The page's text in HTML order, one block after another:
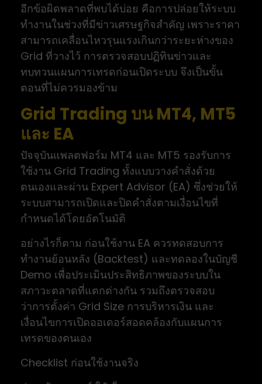
อีกข้อผิดพลาดที่พบได้บ่อย คือการปล่อยให้ระบบ
ทำงานในช่วงที่มีข่าวเศรษฐกิจสำคัญ เพราะราคา
สามารถเคลื่อนไหวรุนแรงเกินกว่าระยะห่างของ
Grid ที่วางไว้ การตรวจสอบปฏิทินข่าวและ
ทบทวนแผนการเทรดก่อนเปิดระบบ จึงเป็นขั้น
ตอนที่ไม่ควรมองข้าม
Grid Trading บน MT4, MT5
และ EA
ปัจจุบันแพลตฟอร์ม MT4 และ MT5 รองรับการ
ใช้งาน Grid Trading ทั้งแบบวางคำสั่งด้วย
ตนเองและผ่าน Expert Advisor (EA) ซึ่งช่วยให้
ระบบสามารถเปิดและปิดคำสั่งตามเงื่อนไขที่
กำหนดได้โดยอัตโนมัติ
อย่างไรก็ตาม ก่อนใช้งาน EA ควรทดสอบการ
ทำงานย้อนหลัง (Backtest) และทดลองในบัญชี
Demo เพื่อประเมินประสิทธิภาพของระบบใน
สภาวะตลาดที่แตกต่างกัน รวมถึงตรวจสอบ
ว่าการตั้งค่า Grid Size การบริหารเงิน และ
เงื่อนไขการเปิดออเดอร์สอดคล้องกับแผนการ
เทรดของตนเอง
Checklist ก่อนใช้งานจริง